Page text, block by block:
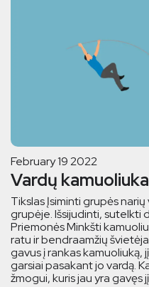
February 19 2022
Vardų
Tikslas Įsiminti grupės
grupėje. Išsijudinti, sutelkti
Priemonės Minkšti
ratu ir bendraamžių
gavus į rankas kamuoliuką,
garsiai pasakant jo vardą.
žmogui, kuris jau yra gavęs